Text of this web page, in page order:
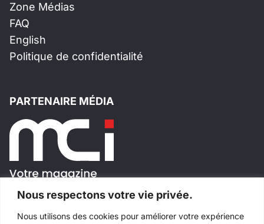
Nous respectons votre vie privée.
Nous utilisons des cookies pour améliorer votre expérience
Zone Médias
FAQ
English
Politique de confidentialité
PARTENAIRE MÉDIA